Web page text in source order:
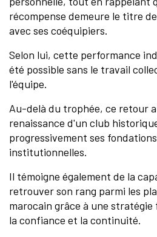
récompense demeure le titre
avec ses coéquipiers.
Selon lui, cette performance
été possible sans le travail
l'équipe.
Au-delà du trophée, ce retour
renaissance d'un club
progressivement ses
institutionnelles.
Il témoigne également de la
retrouver son rang parmi les
marocain grâce à une
la confiance et la continuité.